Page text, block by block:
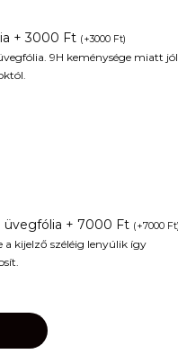
+ 3000 Ft (+3000 Ft)
9H keménysége miatt jól
üvegfólia + 7000 Ft (+7000 Ft
a kijelző széléig lenyúlik így